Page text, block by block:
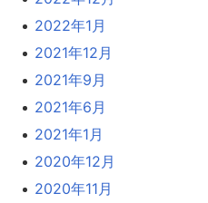
2022年1月
2021年12月
2021年9月
2021年6月
2021年1月
2020年12月
2020年11月